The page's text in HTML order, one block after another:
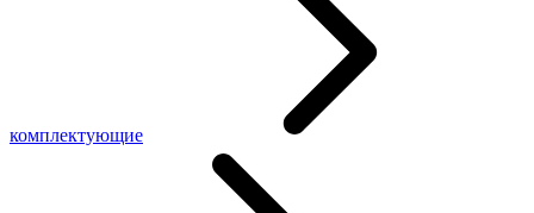
комплектующие